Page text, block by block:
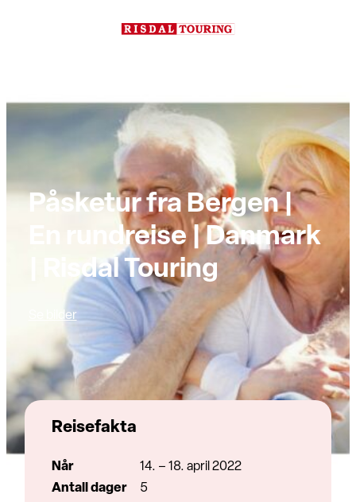
Påsketur fra Bergen |
En rundreise | Danmark
| Risdal Touring
Se bilder
Reisefakta
Når
14. – 18. april 2022
Antall dager
5